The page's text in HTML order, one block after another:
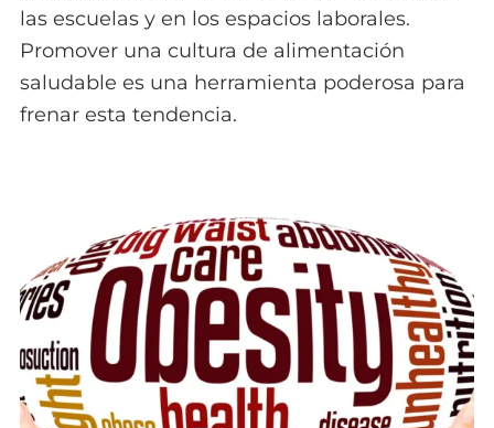
las escuelas y en los espacios laborales.
Promover una cultura de alimentación
saludable es una herramienta poderosa para
frenar esta tendencia.